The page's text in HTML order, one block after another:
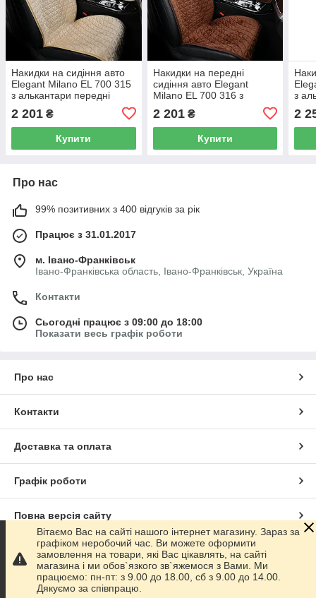
Накидки на сидіння авто
Elegant Milano EL 700 315
з алькантари передні
2 201 ₴
Купити
Накидки на передні
сидіння авто Elegant
Milano EL 700 316 з
алькантари коричневого
кольору
2 201₴
Купити
з
2
Про нас
99% позитивних з 400 відгуків за рік
Працює з 31.01.2017
м. Івано-Франківськ
Івано-Франківська область, Івано-Франківськ, Україна
Контакти
Сьогодні працює з 09:00 до 18:00
Показати весь графік роботи
Про нас
Контакти
Доставка та оплата
Графік роботи
Повна версія сайту
Сайт створено на маркетплейсіProm.ua
Політика конфіденційності
Вітаємо Вас на сайті нашого інтернет магазину. Зараз за
графіком неробочий час. Ви можете оформити
замовлення на товари, які Вас цікавлять, на сайті
магазина і ми обов`язкого зв`яжемося з Вами. Ми
працюємо: пн-пт: з 9.00 до 18.00, сб з 9.00 до 14.00.
Дякуємо за співпрацю.